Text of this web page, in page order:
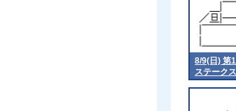
8/9(日) 第
ステーク